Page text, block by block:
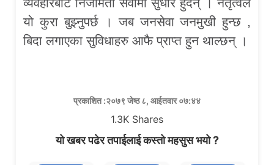
यो कुरा बुझ्नुपर्छ । जब जनसेवा जनमुखी हुन्छ ,
बिदा लगाएका सुविधाहरु आफै प्राप्त हुन थाल्छन् ।
प्रकाशित :२०७९ जेष्ठ ८, आईतवार ०७:४४
1.3K Shares
यो खबर पढेर तपाईलाई कस्तो महसुस भयो ?